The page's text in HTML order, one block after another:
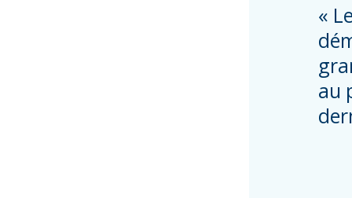
«
au